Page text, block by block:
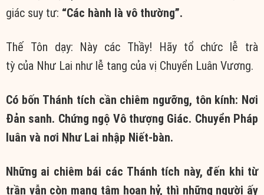
giác suy tư: “Các hành là vô thường”.
Thế Tôn dạy: Này các Thầy! Hãy tổ chức lễ trà
tỳ của Như Lai như lễ tang của vị Chuyển Luân Vương.
Có bốn Thánh tích cần chiêm ngưỡng, tôn kính: Nơi
Đản sanh. Chứng ngộ Vô thượng Giác. Chuyển Pháp
luân và nơi Như Lai nhập Niết-bàn.
Những ai chiêm bái các Thánh tích này, đến khi từ
trần vẫn còn mang tâm hoan hỷ, thì những người ấy